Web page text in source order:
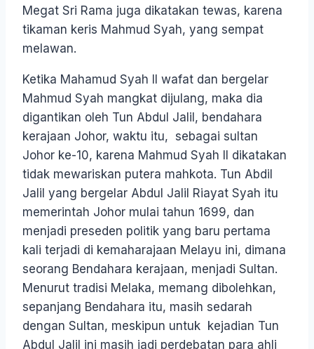
Megat Sri Rama juga dikatakan tewas, karena
tikaman keris Mahmud Syah, yang sempat
melawan.
Ketika Mahamud Syah II wafat dan bergelar
Mahmud Syah mangkat dijulang, maka dia
digantikan oleh Tun Abdul Jalil, bendahara
kerajaan Johor, waktu itu, sebagai sultan
Johor ke-10, karena Mahmud Syah II dikatakan
tidak mewariskan putera mahkota. Tun Abdil
Jalil yang bergelar Abdul Jalil Riayat Syah itu
memerintah Johor mulai tahun 1699, dan
menjadi preseden politik yang baru pertama
kali terjadi di kemaharajaan Melayu ini, dimana
seorang Bendahara kerajaan, menjadi Sultan.
Menurut tradisi Melaka, memang dibolehkan,
sepanjang Bendahara itu, masih sedarah
dengan Sultan, meskipun untuk kejadian Tun
Abdul Jalil ini masih jadi perdebatan para ahli